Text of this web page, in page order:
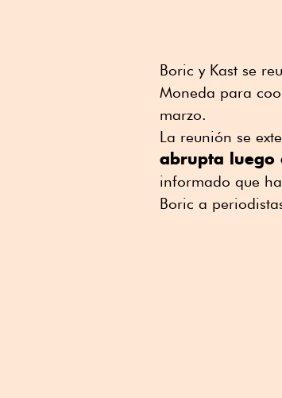
Boric y Kast se
Moneda para
marzo.
La reunión se
abrupta luego
informado que
Boric a